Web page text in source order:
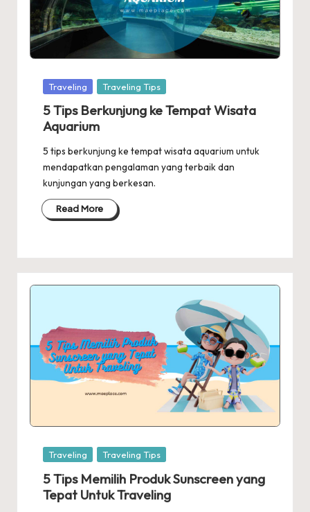
Posted
Traveling Traveling Tips
5 Tips Berkunjung ke Tempat Wisata
Aquarium
5 tips berkunjung ke tempat wisata aquarium untuk
mendapatkan pengalaman yang terbaik dan
kunjungan yang berkesan.
Read More
Posted
Traveling Traveling Tips
5 Tips Memilih Produk Sunscreen yang
Tepat Untuk Traveling